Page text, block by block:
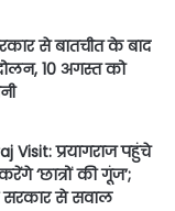
से बातचीत के बाद
10 अगस्त को
Visit: प्रयागराज पहुंचे
‘छात्रों की गूंज’;
सरकार से सवाल